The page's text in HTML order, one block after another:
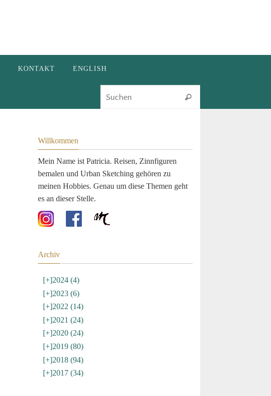
KONTAKT ENGLISH
Suchen
Willkommen
Mein Name ist Patricia. Reisen, Zinnfiguren
bemalen und Urban Sketching gehören zu
meinen Hobbies. Genau um diese Themen geht
es an dieser Stelle.
Archiv
[+]2024 (4)
[+]2023 (6)
[+]2022 (14)
[+]2021 (24)
[+]2020 (24)
[+]2019 (80)
[+]2018 (94)
[+]2017 (34)